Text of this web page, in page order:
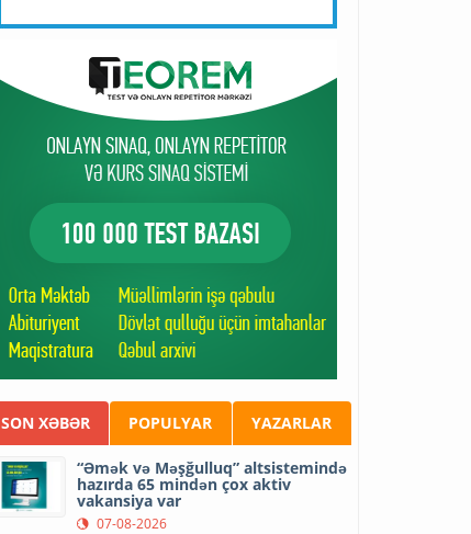
SON XƏBƏR POPULYAR YAZARLAR
“Əmək və Məşğulluq” altsistemində
hazırda 65 mindən çox aktiv
vakansiya var
07-08-2026